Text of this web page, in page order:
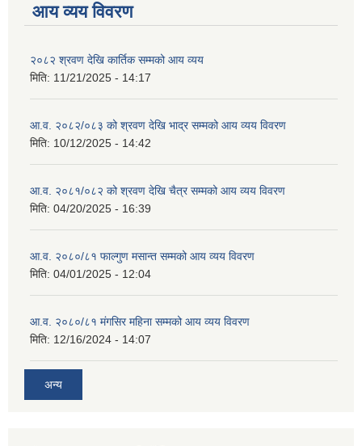
आय व्यय विवरण
२०८२ श्रवण देखि कार्तिक सम्मको आय व्यय
मिति: 11/21/2025 - 14:17
आ.व. २०८२/०८३ को श्रवण देखि भाद्र सम्मको आय व्यय विवरण
मिति: 10/12/2025 - 14:42
आ.व. २०८१/०८२ को श्रवण देखि चैत्र सम्मको आय व्यय विवरण
मिति: 04/20/2025 - 16:39
आ.व. २०८०/८१ फाल्गुण मसान्त सम्मको आय व्यय विवरण
मिति: 04/01/2025 - 12:04
आ.व. २०८०/८१ मंगसिर महिना सम्मको आय व्यय विवरण
मिति: 12/16/2024 - 14:07
अन्य